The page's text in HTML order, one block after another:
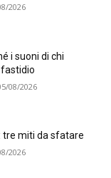
2026
i suoni di chi
08/2026
tre miti da sfatare
2026